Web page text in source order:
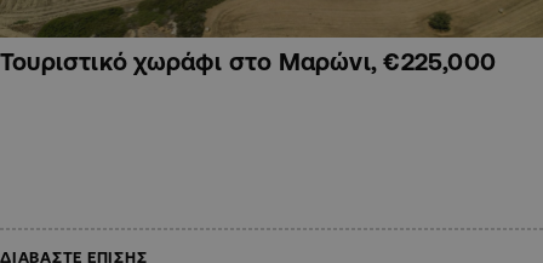
Τουριστικό χωράφι στο Μαρώνι, €225,000
ΔΙΑΒΑΣΤΕ ΕΠΙΣΗΣ